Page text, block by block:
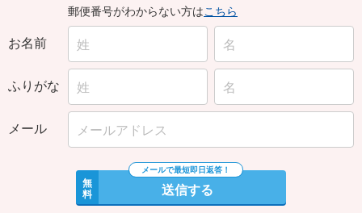
郵便番号がわからない方はこちら
お名前
ふりがな
メール
無
料 送信する